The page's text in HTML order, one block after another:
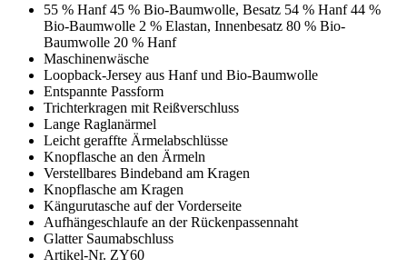
55 % Hanf 45 % Bio-Baumwolle, Besatz 54 % Hanf 44 %
Bio-Baumwolle 2 % Elastan, Innenbesatz 80 % Bio-
Baumwolle 20 % Hanf
Maschinenwäsche
Loopback-Jersey aus Hanf und Bio-Baumwolle
Entspannte Passform
Trichterkragen mit Reißverschluss
Lange Raglanärmel
Leicht geraffte Ärmelabschlüsse
Knopflasche an den Ärmeln
Verstellbares Bindeband am Kragen
Knopflasche am Kragen
Kängurutasche auf der Vorderseite
Aufhängeschlaufe an der Rückenpassennaht
Glatter Saumabschluss
Artikel-Nr. ZY60